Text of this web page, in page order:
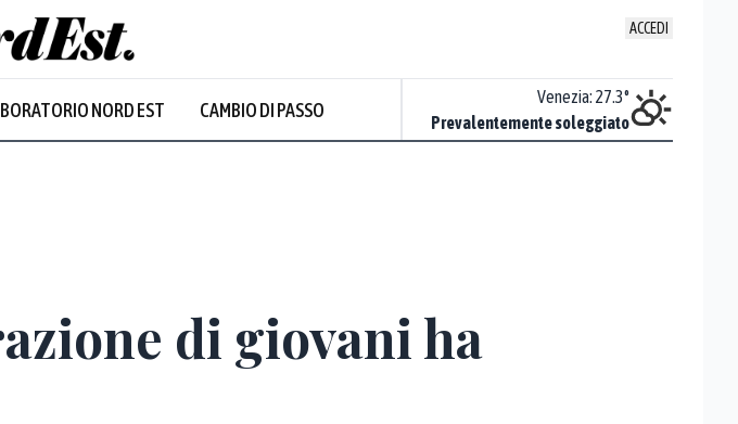
ACCEDI
NORD EST CAMBIO DI PASSO
Nuvoloso
Venezia: 27.3°
Prevalentemente soleggiato
di giovani ha